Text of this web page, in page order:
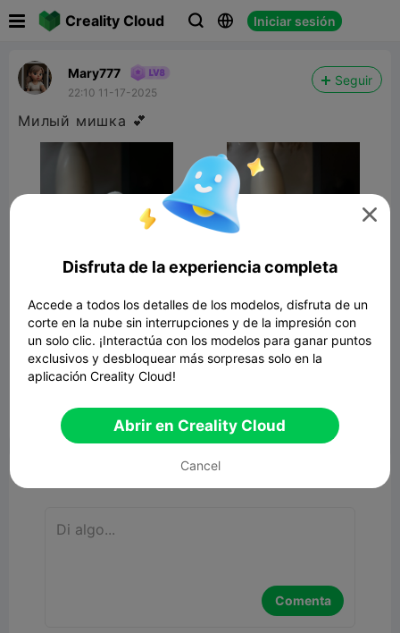
Creality Cloud   Iniciar sesión
Mary777
22:10 11-17-2025
Seguir
Милый мишка 💕
Christmas Bear with Gift
15.61MB Modelo 3D relacionado
Reporte 6  1
Comenta

Disfruta de la experiencia completa
Accede a todos los detalles de los modelos, disfruta de un
corte en la nube sin interrupciones y de la impresión con
un solo clic. ¡Interactúa con los modelos para ganar puntos
exclusivos y desbloquear más sorpresas solo en la
aplicación Creality Cloud!
Abrir en Creality Cloud
Cancel